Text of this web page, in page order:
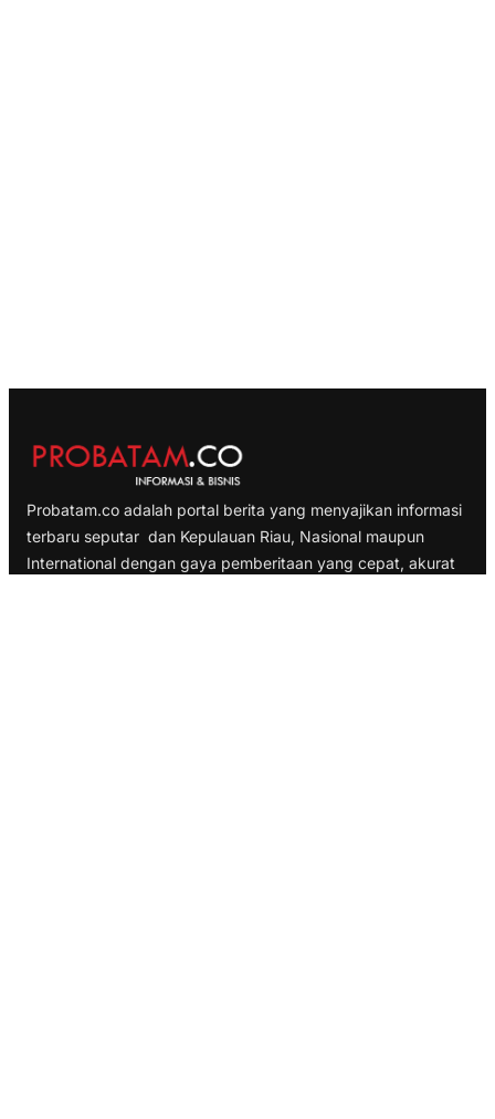
Probatam.co adalah portal berita yang menyajikan informasi
terbaru seputar dan Kepulauan Riau, Nasional maupun
International dengan gaya pemberitaan yang cepat, akurat